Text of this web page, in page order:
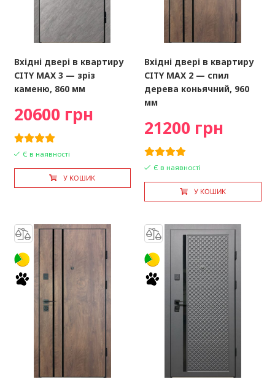
Вхідні двері в квартиру
CITY MAX 3 — зріз
каменю, 860 мм
20600 грн
Є в наявності
У КОШИК
Вхідні двері в квартиру
CITY MAX 2 — спил
дерева коньячний, 960
мм
21200 грн
Є в наявності
У КОШИК